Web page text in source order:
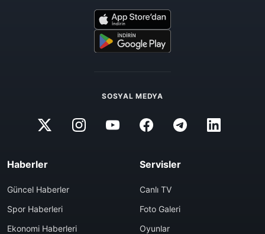
SOSYAL MEDYA
Haberler
Güncel Haberler
Spor Haberleri
Ekonomi Haberleri
Servisler
Canlı TV
Foto Galeri
Oyunlar